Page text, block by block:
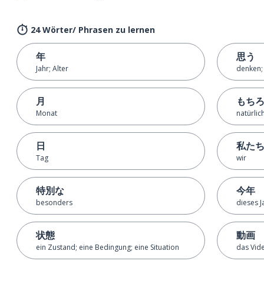
24 Wörter/ Phrasen zu lernen
年
Jahr; Alter
月
Monat
日
Tag
特別な
besonders
状態
ein Zustand; eine Bedingung; eine Situation
思う
もち
私たち
wir
今年
dieses
動画
das